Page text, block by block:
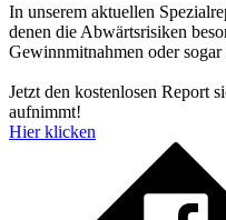
In unserem aktuellen
denen die Abwärtsrisiken
Gewinnmitnahmen oder
Jetzt den kostenlosen Report
aufnimmt!
Hier klicken